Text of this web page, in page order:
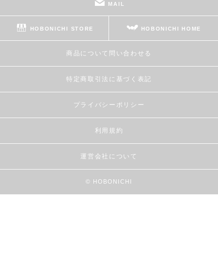
MAIL
HOBONICHI STORE HOBONICHI HOME
商品について問い合わせる
特定商取引法に基づく表記
プライバシーポリシー
利用規約
運営会社について
© HOBONICHI